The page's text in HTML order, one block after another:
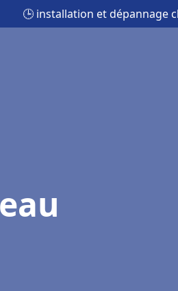
🕒 installation et dépannage